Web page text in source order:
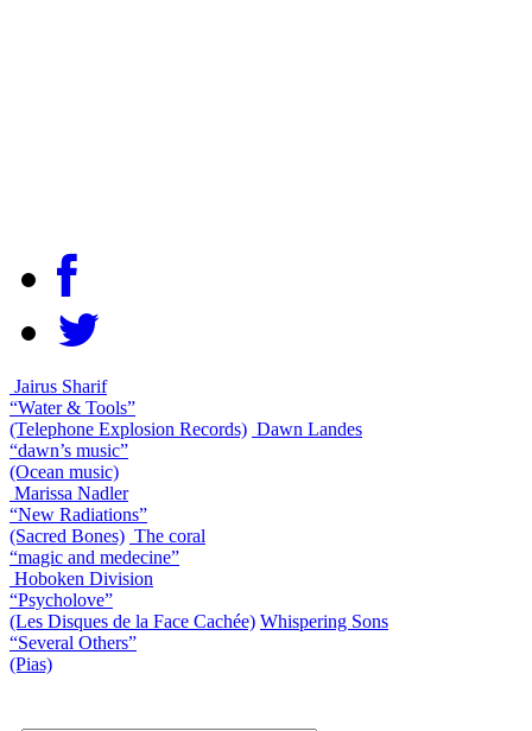
Jairus Sharif
“Water & Tools”
(Telephone Explosion Records) Dawn Landes
“dawn’s music”
(Ocean music)
Marissa Nadler
“New Radiations”
(Sacred Bones) The coral
“magic and medecine”
Hoboken Division
“Psycholove”
(Les Disques de la Face Cachée) Whispering Sons
“Several Others”
(Pias)